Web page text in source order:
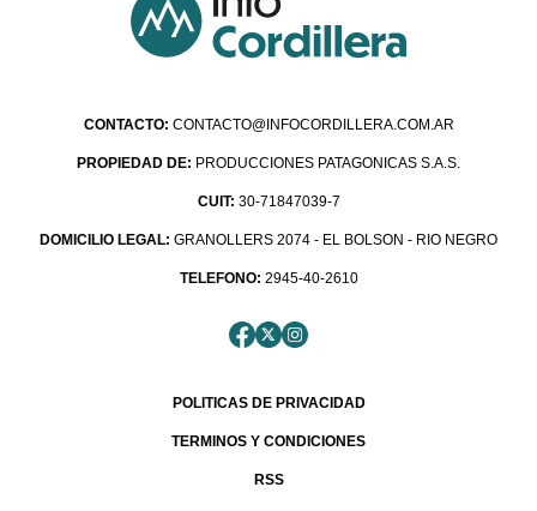
CONTACTO: CONTACTO@INFOCORDILLERA.COM.AR
PROPIEDAD DE: PRODUCCIONES PATAGONICAS S.A.S.
CUIT: 30-71847039-7
DOMICILIO LEGAL: GRANOLLERS 2074 - EL BOLSON - RIO NEGRO
TELEFONO: 2945-40-2610
POLITICAS DE PRIVACIDAD
TERMINOS Y CONDICIONES
RSS